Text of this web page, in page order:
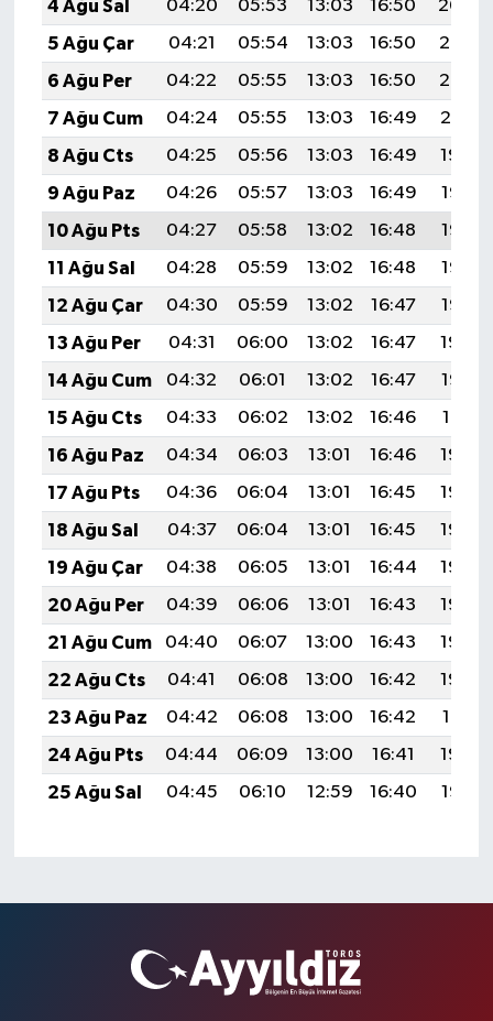
4 Ağu Sal 04:20 05:53 13:03 16:50
20:04
5 Ağu Çar
04:21 05:54 13:03 16:50
20:03
6 Ağu Per
04:22 05:55 13:03 16:50
20:02
7 Ağu Cum
04:24 05:55 13:03 16:49
20:01
8 Ağu Cts
04:25 05:56 13:03 16:49
19:59
9 Ağu Paz
04:26 05:57 13:03 16:49
19:58
10 Ağu Pts
04:27 05:58 13:02 16:48
19:57
11 Ağu Sal
04:28 05:59 13:02 16:48
19:56
12 Ağu Çar
04:30 05:59 13:02 16:47
19:55
13 Ağu Per
04:31 06:00 13:02 16:47
19:54
14 Ağu Cum
04:32 06:01 13:02 16:47
19:53
15 Ağu Cts
04:33 06:02 13:02 16:46
19:51
16 Ağu Paz
04:34 06:03 13:01 16:46
19:50
17 Ağu Pts
04:36 06:04 13:01 16:45
19:49
18 Ağu Sal
04:37 06:04 13:01 16:45
19:48
19 Ağu Çar
04:38 06:05 13:01 16:44
19:46
20 Ağu Per
04:39 06:06 13:01 16:43
19:45
21 Ağu Cum
04:40 06:07 13:00 16:43
19:44
22 Ağu Cts
04:41 06:08 13:00 16:42
19:43
23 Ağu Paz
04:42 06:08 13:00 16:42
19:41
24 Ağu Pts
04:44 06:09 13:00 16:41
19:40
25 Ağu Sal
04:45 06:10 12:59 16:40 19:38